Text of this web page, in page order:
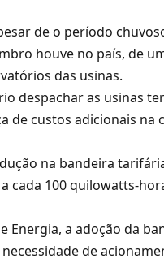
de o período
houve no país, de
das usinas.
despachar as usinas
de custos adicionais
na bandeira
cada 100 quilowatts-
Energia, a adoção da
de